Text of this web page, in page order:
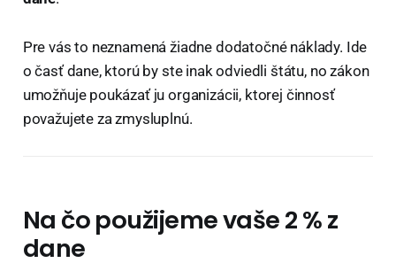
Pre vás to neznamená žiadne dodatočné náklady. Ide
o časť dane, ktorú by ste inak odviedli štátu, no zákon
umožňuje poukázať ju organizácii, ktorej činnosť
považujete za zmysluplnú.
Na čo použijeme vaše 2 % z
dane